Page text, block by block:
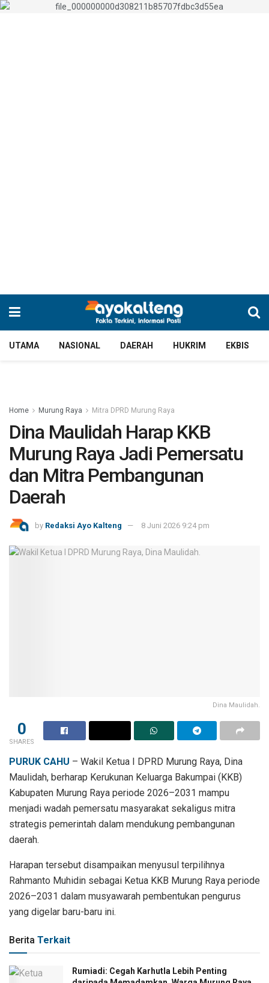
UTAMA NASIONAL DAERAH HUKRIM EKBIS
Home Murung Raya Mitra DPRD Murung Raya
Dina Maulidah Harap KKB
Murung Raya Jadi Pemersatu
dan Mitra Pembangunan
Daerah
by Redaksi Ayo Kalteng 8 Juni 2026 9:24 pm
Dina Maulidah.
0
SHARES
PURUK CAHU – Wakil Ketua I DPRD Murung Raya, Dina
Maulidah, berharap Kerukunan Keluarga Bakumpai (KKB)
Kabupaten Murung Raya periode 2026–2031 mampu
menjadi wadah pemersatu masyarakat sekaligus mitra
strategis pemerintah dalam mendukung pembangunan
daerah.
Harapan tersebut disampaikan menyusul terpilihnya
Rahmanto Muhidin sebagai Ketua KKB Murung Raya periode
2026–2031 dalam musyawarah pembentukan pengurus
yang digelar baru-baru ini.
Berita Terkait
Rumiadi: Cegah Karhutla Lebih Penting